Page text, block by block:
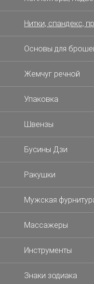
Нитки, спандекс,
Основы для
Жемчуг речной
Упаковка
Швензы
Бусины Дзи
Ракушки
Мужская
Массажеры
Инструменты
Знаки зодиака